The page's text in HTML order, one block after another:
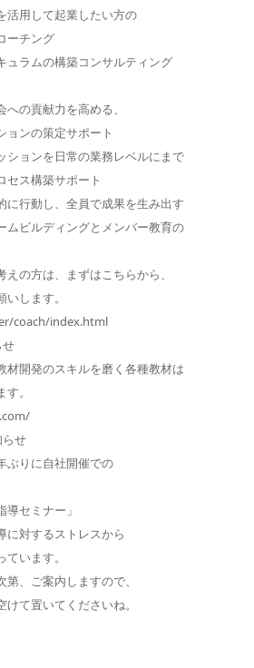
用して起業したい方の
チング
ラムの構築コンサルティング
の貢献力を高める、
ンの策定サポート
ョンを日常の業務レベルにまで
ス構築サポート
行動し、全員で成果を生み出す
ビルディングとメンバー教育の
の方は、まずはこちらから、
します。
coach/index.html
材開発のスキルを磨く各種教材は
。
せ
ぶりに自社開催での
導セミナー」
に対するストレスから
います。
、ご案内しますので、
て置いてくださいね。